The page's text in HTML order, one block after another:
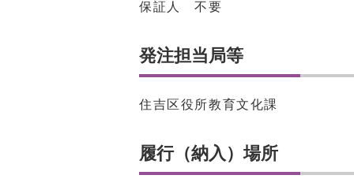
保証人 不要
発注担当局等
住吉区役所教育文化課
履行（納入）場所